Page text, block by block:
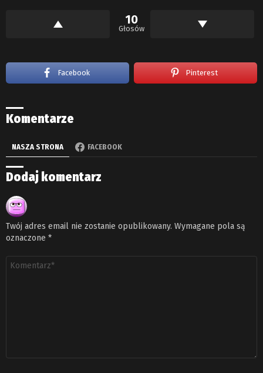
10
Głosów
Facebook Pinterest
Komentarze
NASZA STRONA FACEBOOK
Dodaj komentarz
Twój adres email nie zostanie opublikowany. Wymagane pola są
oznaczone *